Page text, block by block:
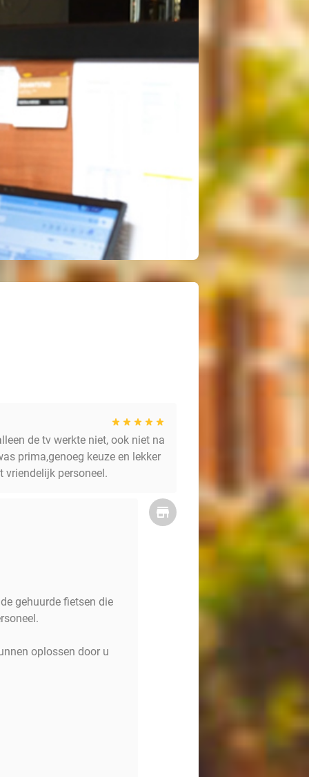
de tv werkte niet, ook niet na
prima,genoeg keuze en lekker
vriendelijk personeel.
gehuurde fietsen die
oplossen door u